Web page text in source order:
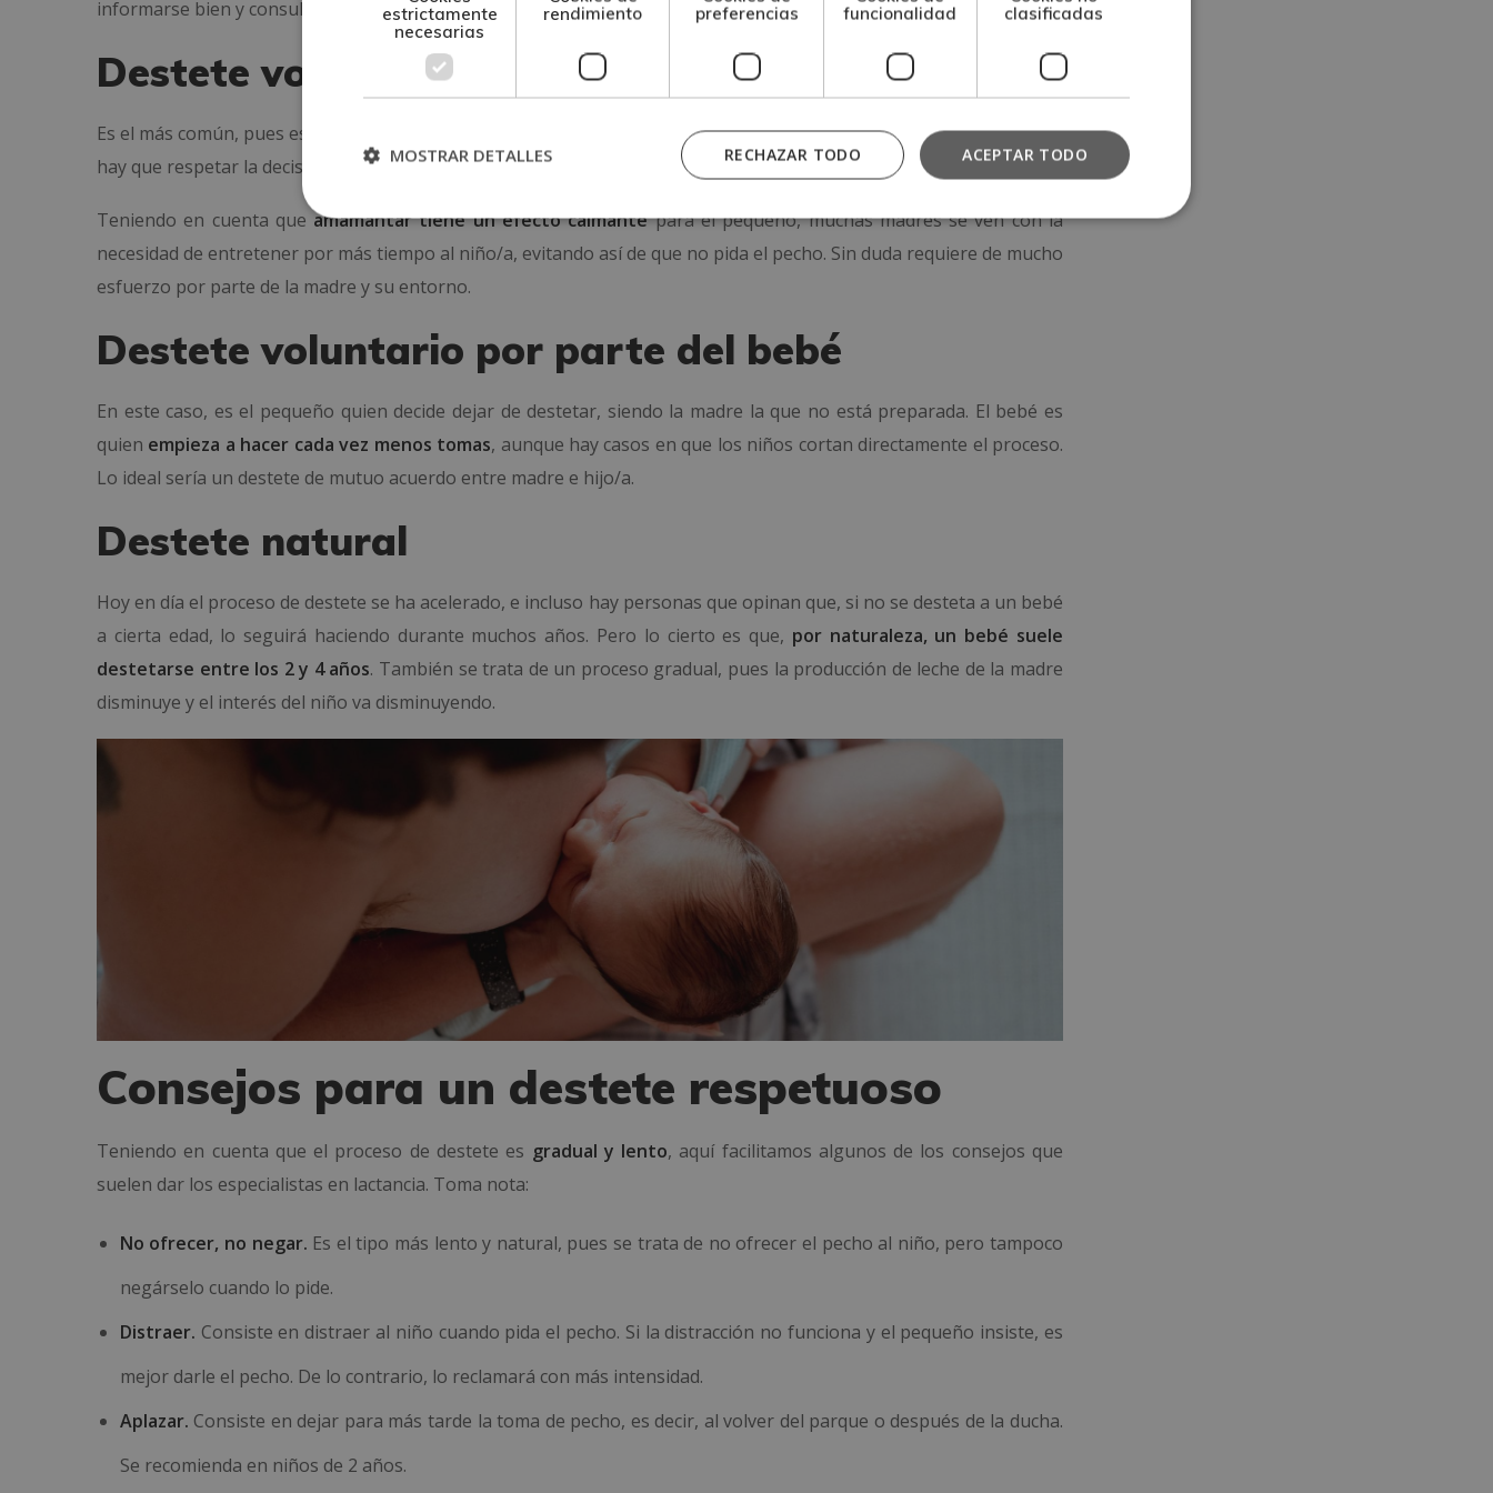
informarse bien y consultar diferentes opiniones de especialistas antes de tomar una decisión.
Destete voluntario por parte de la madre
Es el más común, pues es la madre la que decide destetar al bebé, pudiendo estar o no preparado para ello. Siempre
hay que respetar la decisión de la madre y elproceso debe ser gradual, reduciendo poco a poco las tomas.
Teniendo en cuenta que amamantar tiene un efecto calmantepara el pequeño, muchas madres se ven con la
necesidad de entretener por más tiempo al niño/a, evitando así de que no pida el pecho. Sin duda requiere de mucho
esfuerzo por parte de la madre y su entorno.
Destete voluntario por parte del bebé
En este caso, es el pequeño quien decide dejar de destetar, siendo la madre la que no está preparada. El bebé es
quien empieza a hacer cada vez menos tomas, aunque hay casos en que los niños cortan directamente el proceso.
Lo ideal sería un destete de mutuo acuerdo entre madre e hijo/a.
Destete natural
Hoy en día el proceso de destete se ha acelerado, e incluso hay personas que opinan que, si no se desteta a un bebé
a cierta edad, lo seguirá haciendo durante muchos años. Pero lo cierto es que, por naturaleza, un bebé suele
destetarse entre los 2 y 4 años. También se trata de un proceso gradual, pues la producción de leche de la madre
disminuye y el interés del niño va disminuyendo.
Consejos para un destete respetuoso
Teniendo en cuenta que el proceso de destete es gradual y lento, aquí facilitamos algunos de los consejos que
suelen dar los especialistas en lactancia. Toma nota:
No ofrecer, no negar. Es el tipo más lento y natural, pues se trata de no ofrecer el pecho al niño, pero tampoco
negárselo cuando lo pide.
Distraer. Consiste en distraer al niño cuando pida el pecho. Si la distracción no funciona y el pequeño insiste, es
mejor darle el pecho. De lo contrario, lo reclamará con más intensidad.
Aplazar. Consiste en dejar para más tarde la toma de pecho, es decir, al volver del parque o después de la ducha.
Se recomienda en niños de 2 años.
estrictamente
necesarias
rendimiento
preferencias
funcionalidad
clasificadas
ACEPTAR TODO
RECHAZAR TODO
MOSTRAR DETALLES